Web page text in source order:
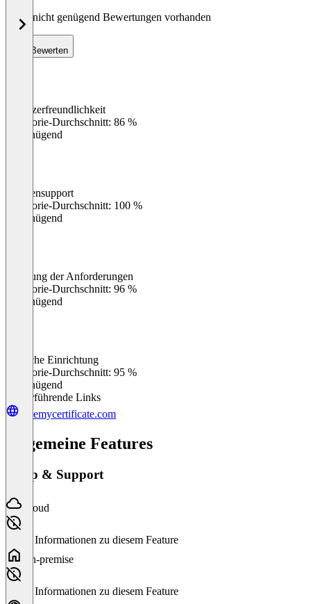
Noch nicht genügend Bewertungen vorhanden
Bewerten
Benutzerfreundlichkeit
Kategorie-Durchschnitt: 86 %
Ungenügend
Kundensupport
Kategorie-Durchschnitt: 100 %
Ungenügend
Erfüllung der Anforderungen
Kategorie-Durchschnitt: 96 %
Ungenügend
Einfache Einrichtung
Kategorie-Durchschnitt: 95 %
Ungenügend
Weiterführende Links
givemycertificate.com
Allgemeine Features
Setup & Support
Cloud
Keine Informationen zu diesem Feature
On-premise
Keine Informationen zu diesem Feature